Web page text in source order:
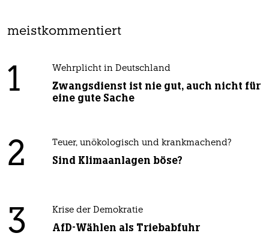
meistkommentiert
1 Wehrplicht in Deutschland
Zwangsdienst ist nie gut, auch nicht für
eine gute Sache
2 Teuer, unökologisch und krankmachend?
Sind Klimaanlagen böse?
3 Krise der Demokratie
AfD-Wählen als Triebabfuhr